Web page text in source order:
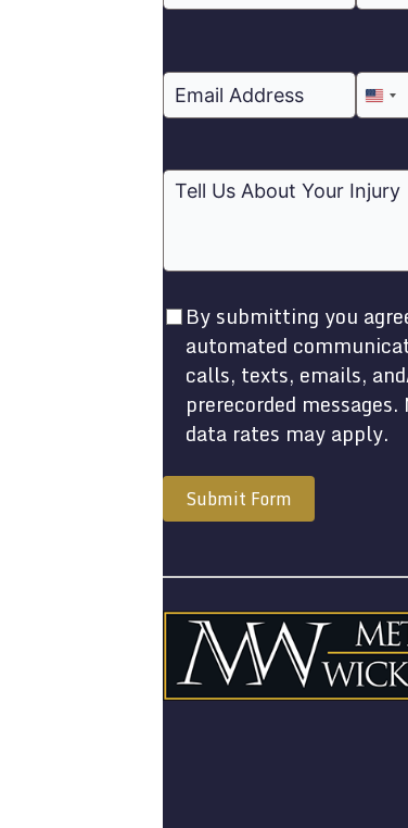
+1
By submitting you
automated
calls, texts, emails,
prerecorded messages.
data rates may apply.
Submit Form